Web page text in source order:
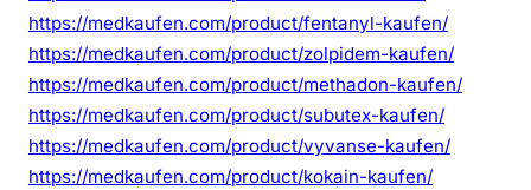
https://medkaufen.com/product/fentanyl-kaufen/
https://medkaufen.com/product/zolpidem-kaufen/
https://medkaufen.com/product/methadon-kaufen/
https://medkaufen.com/product/subutex-kaufen/
https://medkaufen.com/product/vyvanse-kaufen/
https://medkaufen.com/product/kokain-kaufen/